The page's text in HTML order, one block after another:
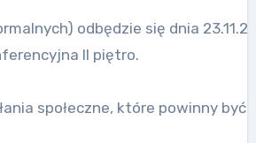
odbędzie się dnia
II piętro.
społeczne, które powinny